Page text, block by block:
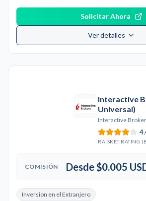
Solicitar Ahora
Ver detalles
Interactive
Universal)
Interactive
RAISKET RATING
COMISIÓN Desde $0.005
Inversion en el Extranjero